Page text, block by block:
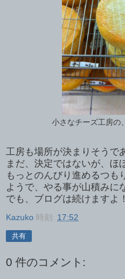
小さなチーズ工房の
工房も場所が決まりそうで
まだ、決定ではないが、ほ
もっとのんびり進めるつも
ようで、やる事が山積みに
でも、ブログは続けますよ！
Kazuko 時刻: 17:52
共有
0 件のコメント: